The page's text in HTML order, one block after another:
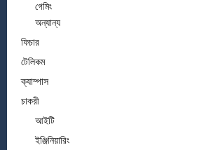
গেমিং
অন্যান্য
ফিচার
টেলিকম
ক্যাম্পাস
চাকরী
আইটি
ইঞ্জিনিয়ারিং